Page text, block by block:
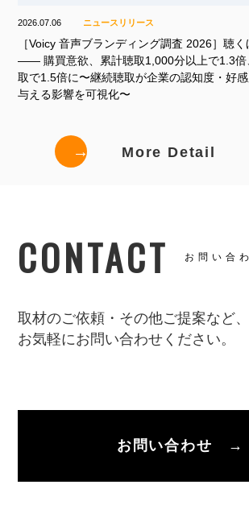
2026.07.06 ニュースリリース
［Voicy 音声ブランディング調査 2026］聴
—— 購買意欲、累計聴取1,000分以上で1.3倍
取で1.5倍に〜継続聴取が企業の認知度・好
与える影響を可視化〜
→ More Detail
CONTACT お問い合
取材のご依頼・その他ご提案など、
お気軽にお問い合わせください。
お問い合わせ →